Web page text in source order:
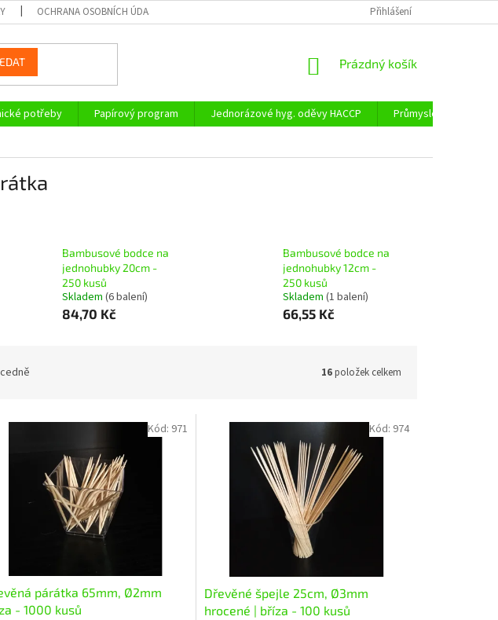
OCHRANA OSOBNÍCH ÚDAJŮ Přihlášení
NÁKUPNÍ
Prázdný košík
potřeby Papírový program Jednorázové hyg. oděvy HACCP
Průmyslové obaly
Bambusové bodce na
jednohubky 20cm -
250 kusů
Skladem (6 balení)
84,70 Kč
Bambusové bodce na
jednohubky 12cm -
250 kusů
Skladem (1 balení)
66,55 Kč
16položek celkem
párátka 65mm, Ø2mm
- 1000 kusů
Kód: 971
Dřevěné špejle 25cm, Ø3mm
hrocené | bříza - 100 kusů
Kód: 974